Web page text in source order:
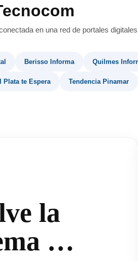
en una red de portales
Berisso Informa Quilmes
Plata te Espera Tendencia Pinamar
la
…